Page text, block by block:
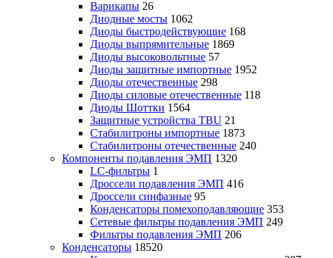
Варикапы 26
Диодные мосты 1062
Диоды быстродействующие 168
Диоды выпрямительные 1869
Диоды высоковольтные 57
Диоды защитные импортные 1952
Диоды отечественные 298
Диоды силовые отечественные 118
Диоды Шоттки 1564
Защитные устройства TBU 21
Стабилитроны импортные 1873
Стабилитроны отечественные 240
Компоненты подавления ЭМП 1320
LC-фильтры 1
Дроссели подавления ЭМП 416
Дроссели синфазные 95
Конденсаторы помехоподавляющие 353
Сетевые фильтры подавления ЭМП 249
Фильтры подавления ЭМП 206
Конденсаторы 18520